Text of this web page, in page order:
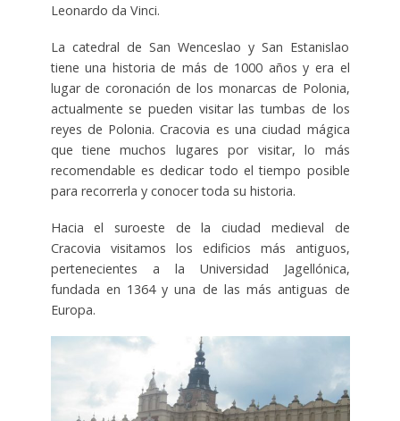
Leonardo da Vinci.
La catedral de San Wenceslao y San Estanislao
tiene una historia de más de 1000 años y era el
lugar de coronación de los monarcas de Polonia,
actualmente se pueden visitar las tumbas de los
reyes de Polonia. Cracovia es una ciudad mágica
que tiene muchos lugares por visitar, lo más
recomendable es dedicar todo el tiempo posible
para recorrerla y conocer toda su historia.
Hacia el suroeste de la ciudad medieval de
Cracovia visitamos los edificios más antiguos,
pertenecientes a la Universidad Jagellónica,
fundada en 1364 y una de las más antiguas de
Europa.